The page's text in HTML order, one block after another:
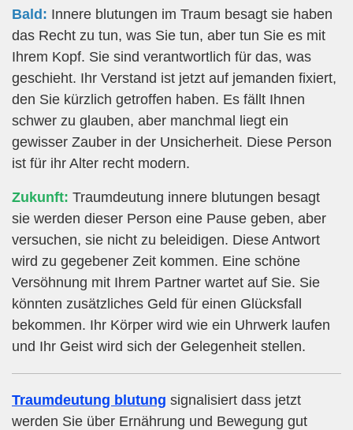
Bald: Innere blutungen im Traum besagt sie haben
das Recht zu tun, was Sie tun, aber tun Sie es mit
Ihrem Kopf. Sie sind verantwortlich für das, was
geschieht. Ihr Verstand ist jetzt auf jemanden fixiert,
den Sie kürzlich getroffen haben. Es fällt Ihnen
schwer zu glauben, aber manchmal liegt ein
gewisser Zauber in der Unsicherheit. Diese Person
ist für ihr Alter recht modern.
Zukunft: Traumdeutung innere blutungen besagt
sie werden dieser Person eine Pause geben, aber
versuchen, sie nicht zu beleidigen. Diese Antwort
wird zu gegebener Zeit kommen. Eine schöne
Versöhnung mit Ihrem Partner wartet auf Sie. Sie
könnten zusätzliches Geld für einen Glücksfall
bekommen. Ihr Körper wird wie ein Uhrwerk laufen
und Ihr Geist wird sich der Gelegenheit stellen.
Traumdeutung blutung signalisiert dass jetzt
werden Sie über Ernährung und Bewegung gut